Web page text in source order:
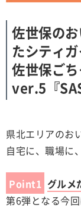
佐世保の
たシティ
佐世保ご
ver.5『
県北エリアのお
自宅に、職場に
Point1 グルメ
第6弾となる今